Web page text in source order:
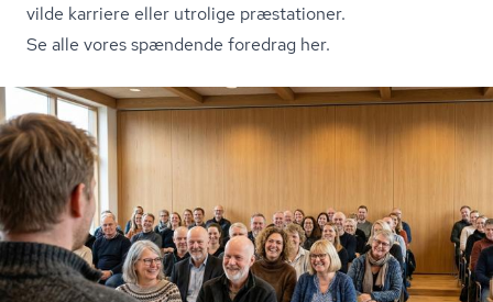
vilde karriere eller utrolige præstationer.
Se alle vores spændende foredrag her.